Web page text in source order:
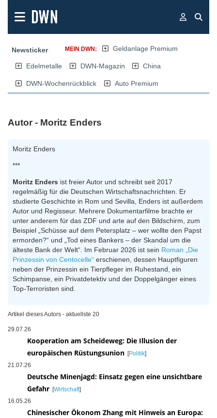
Newsticker MEIN DWN: Geldanlage Premium
Edelmetalle DWN-Magazin China
DWN-Wochenrückblick Auto Premium
Autor - Moritz Enders
Moritz Enders
***
Moritz Enders ist freier Autor und schreibt seit 2017
regelmäßig für die Deutschen Wirtschaftsnachrichten. Er
studierte Geschichte in Rom und Sevilla, Enders ist außerdem
Autor und Regisseur. Mehrere Dokumentarfilme brachte er
unter anderem für das ZDF und arte auf den Bildschirm, zum
Beispiel „Schüsse auf dem Petersplatz – wer wollte den Papst
ermorden?“ und „Tod eines Bankers – der Skandal um die
älteste Bank der Welt“. Im Februar 2026 ist sein Roman „Die
Prinzessin von Centocelle“erschienen, dessen Hauptfiguren
neben der Prinzessin ein Tierpfleger im Ruhestand, ein
Schimpanse, ein Privatdetektiv und der Doppelgänger eines
Top-Terroristen sind.
Artikel dieses Autors - aktuellste 20
29.07.26
Kooperation am Scheideweg: Die Illusion der
europäischen Rüstungsunion [Politik]
21.07.26
Deutsche Minenjagd: Einsatz gegen eine unsichtbare
Gefahr [Wirtschaft]
16.05.26
Chinesischer Ökonom Zhang mit Hinweis an Europa: